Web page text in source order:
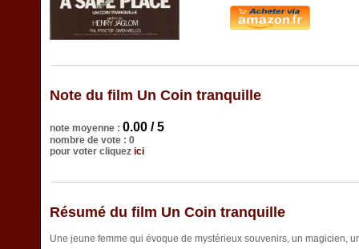
Note du film Un Coin tranquille
note moyenne : 0.00 / 5
nombre de vote : 0
pour voter cliquez ici
Résumé du film Un Coin tranquille
Une jeune femme qui évoque de mystérieux souvenirs, un magicien,